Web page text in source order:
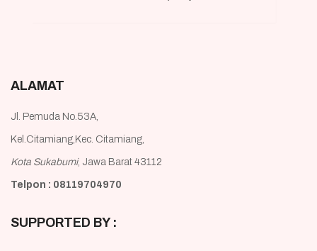
ALAMAT
Jl. Pemuda No.53A,
Kel.Citamiang,Kec. Citamiang,
Kota Sukabumi, Jawa Barat 43112
Telpon : 08119704970
SUPPORTED BY :